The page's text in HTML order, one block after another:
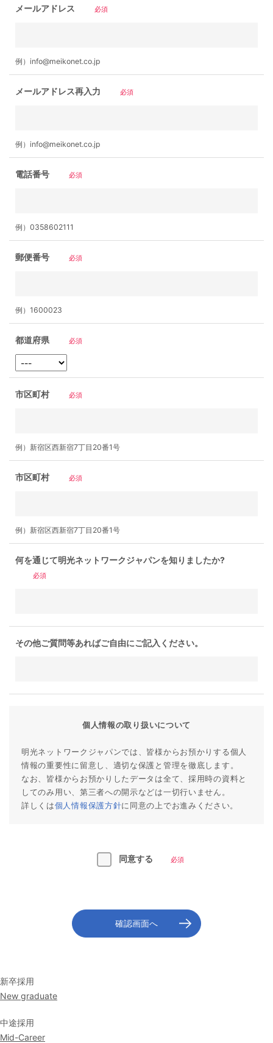
メールアドレス 必須
例）info@meikonet.co.jp
メールアドレス再入力 必須
例）info@meikonet.co.jp
電話番号 必須
例）0358602111
郵便番号 必須
例）1600023
都道府県 必須
市区町村 必須
例）新宿区西新宿7丁目20番1号
市区町村 必須
例）新宿区西新宿7丁目20番1号
何を通じて明光ネットワークジャパンを知りましたか?
必須
その他ご質問等あればご自由にご記入ください。
個人情報の取り扱いについて
明光ネットワークジャパンでは、皆様からお預かりする個人
情報の重要性に留意し、適切な保護と管理を徹底します。
なお、皆様からお預かりしたデータは全て、採用時の資料と
してのみ用い、第三者への開示などは一切行いません。
詳しくは個人情報保護方針に同意の上でお進みください。
必須
同意する
新卒採用
New graduate
中途採用
Mid-Career